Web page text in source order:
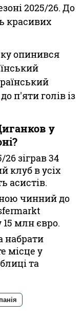
2025/26. До
красивих
опинився
до п'яти голів із
у
зіграв 34
клуб в усіх
асистів.
чинний до
15 млн євро.
набрати
місце у
та